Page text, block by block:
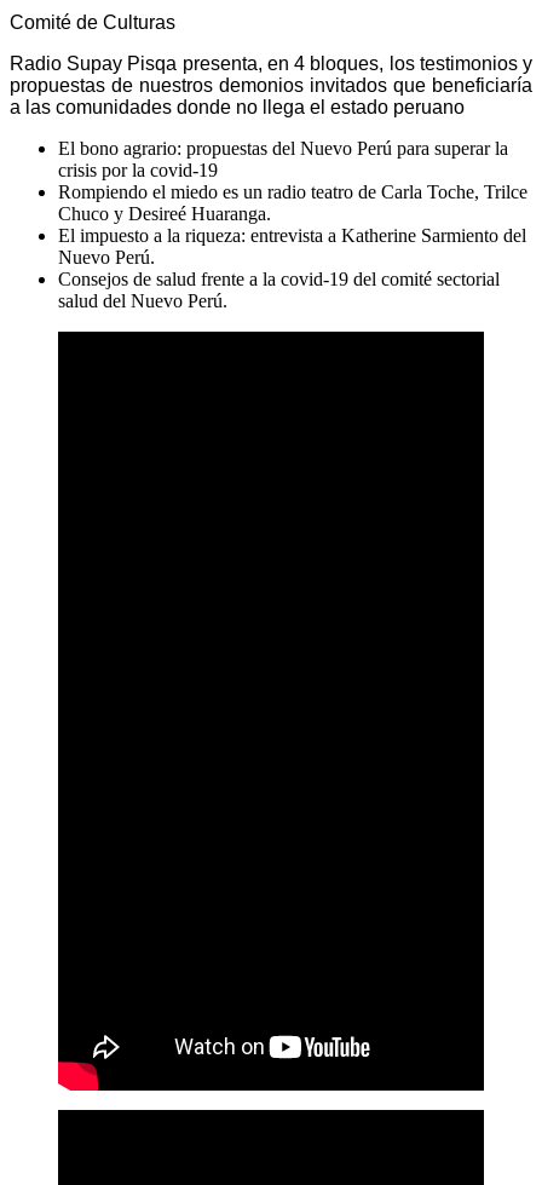
Comité de Culturas
Radio Supay Pisqa presenta, en 4 bloques, los testimonios y
propuestas de nuestros demonios invitados que beneficiaría
a las comunidades donde no llega el estado peruano
El bono agrario: propuestas del Nuevo Perú para superar la
crisis por la covid-19
Rompiendo el miedo es un radio teatro de Carla Toche, Trilce
Chuco y Desireé Huaranga.
El impuesto a la riqueza: entrevista a Katherine Sarmiento del
Nuevo Perú.
Consejos de salud frente a la covid-19 del comité sectorial
salud del Nuevo Perú.